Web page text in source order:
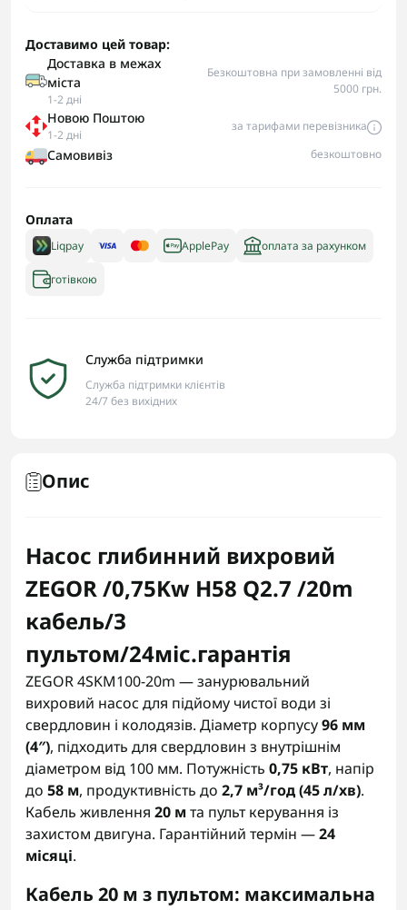
Доставимо цей товар:
Доставка в межах
міста
1-2 дні
Безкоштовна при замовленні від
5000 грн.
Новою Поштою
1-2 дні
за тарифами перевізника
Самовивіз безкоштовно
Оплата
Liqpay ApplePay оплата за рахунком
готівкою
Служба підтримки
Служба підтримки клієнтів
24/7 без вихідних
Опис
Насос глибинний вихровий
ZEGOR /0,75Kw H58 Q2.7 /20m
кабель/З
пультом/24міс.гарантія
ZEGOR 4SKM100-20m — занурювальний
вихровий насос для підйому чистої води зі
свердловин і колодязів. Діаметр корпусу96 мм
(4″), підходить для свердловин з внутрішнім
діаметром від 100 мм. Потужність 0,75 кВт, напір
до 58 м, продуктивність до 2,7 м³/год (45 л/хв).
Кабель живлення 20 мта пульт керування із
захистом двигуна. Гарантійний термін —24
місяці.
Кабель 20 м з пультом: максимальна